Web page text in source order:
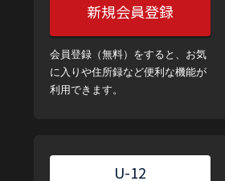
新規会員登録
会員登録（無料）をすると、お気
に入りや住所録など便利な機能が
利用できます。
U-12